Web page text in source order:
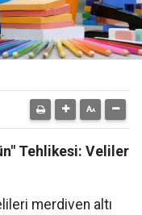
Tehlikesi: Veliler
merdiven altı